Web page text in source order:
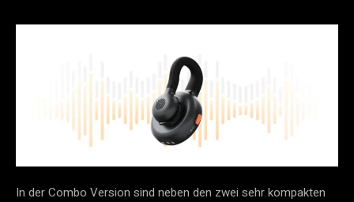
In der Combo Version sind neben den zwei sehr kompakten